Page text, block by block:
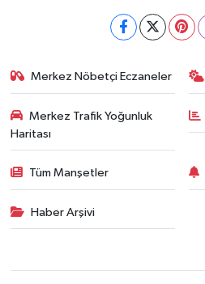
Merkez Nöbetçi Eczaneler
Merkez Trafik Yoğunluk
Haritası
Tüm Manşetler
Haber Arşivi